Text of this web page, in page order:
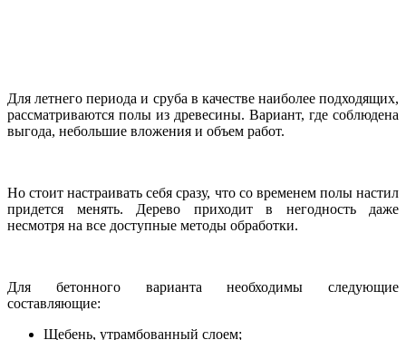
Для летнего периода и сруба в качестве наиболее подходящих,
рассматриваются полы из древесины. Вариант, где соблюдена
выгода, небольшие вложения и объем работ.
Но стоит настраивать себя сразу, что со временем полы настил
придется менять. Дерево приходит в негодность даже
несмотря на все доступные методы обработки.
Для бетонного варианта необходимы следующие
составляющие:
Щебень, утрамбованный слоем;